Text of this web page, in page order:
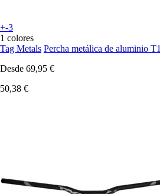
+-3
1 colores
Tag Metals Percha metálica de aluminio T1
Desde 69,95 €
50,38 €